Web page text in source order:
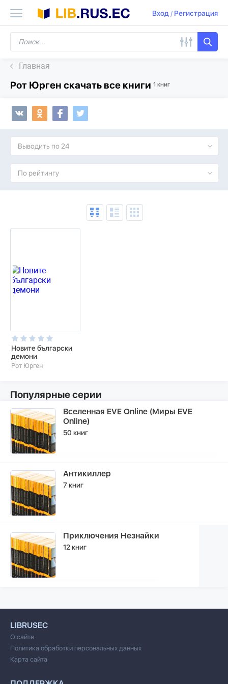
Вход/ Регистрация
Главная
Рот Юрген скачать все книги 1 книг
Выводить по 24
По рейтингу
Новите български
демони
Рот Юрген
Популярные серии
Вселенная EVE Online (Миры EVE
Online)
50 книг
Антикиллер
7 книг
Приключения Незнайки
12 книг
LIBRUSEC
О сайте
Политика обработки персональных данных
Карта сайта